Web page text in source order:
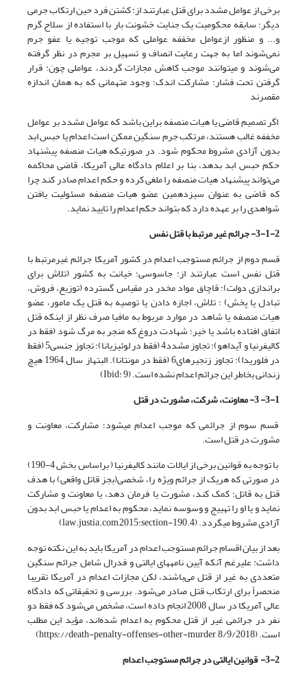
برخی از عوامل مشدد برای قتل عبارتند از: کشتن فرد حین ارتکاب جرمی
دیگر؛ سابقه محکومیت یک جنایت خشونت بار با استفاده از سلاح گرم
و... و منظور ازعوامل مخففه عواملی که موجب توجیه یا عفو جرم
نمی‌شوند اما به جهت رعایت انصاف و تسهیل بر مجرم در نظر گرفته
می‌شوند و می­توانند موجب کاهش مجازات گردند، عواملی چون: قرار
گرفتن تحت فشار؛ مشارکت اندک؛ وجود متهمانی که به همان اندازه
مقصرند
اگر تصمیم قاضی یا هیات منصفه براین باشد که عوامل مشدد بر عوامل
مخففه غالب هستند، مرتکب جرم سنگین ممکن است اعدام یا حبس ابد
بدون آزادی مشروط محکوم شود. در صورتی­که هیات منصفه پیشنهاد
حکم حبس ابد بدهد، بنا بر اعلام دادگاه عالی آمریکا، قاضی محاکمه
می‌تواند پیشنهاد هیات منصفه را ملغی کرده و حکم اعدام صادر کند چرا
که قاضی به عنوان سیزدهمین عضو هیات منصفه مسئولیت یافتن
شواهدی را بر عهده دارد که بتواند حکم اعدام را تایید نماید.
3-1-2- جرائم غیر مرتبط با قتل نفس
قسم دوم از جرائم مستوجب اعدام در کشور آمریکا جرائم غیرمرتبط با
قتل نفس است عبارتند از: جاسوسی؛ خیانت به کشور (تلاش برای
براندازی دولت)؛ قاچاق مواد مخدر در مقیاس گسترده (توزیع، فروش،
تبادل یا پخش) ؛ تلاش، اجازه دادن یا توصیه به قتل یک مامور، عضو
هیات منصفه یا شاهد در موارد مربوط به مافیا صرف نظر از اینکه قتل
اتفاق افتاده باشد یا خیر؛ شهادت دروغ که منجر به مرگ شود (فقط در
کالیفرنیا و آیداهو)؛ تجاوز مشدد4 (فقط در لوئیزیانا)؛ تجاوز جنسی5 (فقط
در فلوریدا)؛ تجاوز زنجیره­ای6 (فقط در مونتانا). البتهاز سال 1964 هیچ
زندانی بخاطر این جرائم اعدام نشده است. (Ibid: 9)
3-1- 3- معاونت، شرکت، مشورت در قتل
قسم سوم از جرائمی که موجب اعدام می­شود؛ مشارکت، معاونت و
مشورت در قتل است.
با توجه به قوانین برخی از ایالات مانند کالیفرنیا ( براساس بخش 4-190)
در صورتی که هریک از جرائم ویژه را، شخصی(بجز قاتل واقعی) با هدف
قتل به قاتل؛ کمک کند، مشورت یا فرمان دهد، یا معاونت و مشارکت
نماید و یا او را تهییج و وسوسه نماید، محکوم به اعدام یا حبس ابد بدون
آزادی مشروط می­گردد. (law.justia.com,2015:section-190.4)
بعد از بیان اقسام جرائم مستوجب اعدام در آمریکا باید به این نکته توجه
داشت: علی­رغم آن­که آیین نامه­های ایالتی و فدرال شامل جرائم سنگین
متعددی به غیر از قتل می‌باشند، لکن مجازات اعدام در آمریکا تقریبا
منحصراً برای ارتکاب قتل صادر می‌شود. بررسی و تحقیقاتی که دادگاه
عالی آمریکا در سال 2008 انجام داده است، مشخص می‌شود که فقط دو
نفر در جرائمی غیر از قتل محکوم به اعدام شده‌اند، مؤید این مطلب
است. (https://death-penalty-offenses-other-murder, 8/9/2018)
3-2- قوانین ایالتی در جرائم مستوجب اعدام